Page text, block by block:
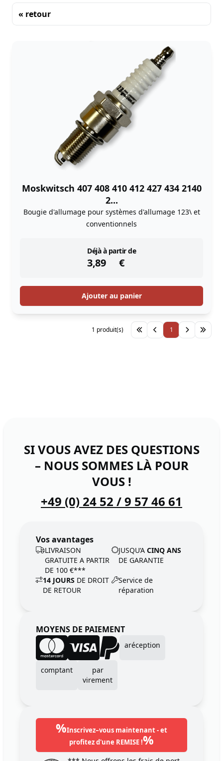
« retour
Moskwitsch 407 408 410 412 427 434 2140
2...
Bougie d'allumage pour systèmes d'allumage 123\ et
conventionnels
Déjà à partir de
3,89 €
instock
Ajouter au panier
1
1 produit(s)
SI VOUS AVEZ DES QUESTIONS
– NOUS SOMMES LÀ POUR
VOUS !
+49 (0) 24 52 / 9 57 46 61
Vos avantages
LIVRAISON
GRATUITE A PARTIR
DE 100 €***
JUSQU‘A CINQ ANS
DE GARANTIE
14 JOURS DE DROIT
DE RETOUR
Service de
réparation
MOYENS DE PAIEMENT
aréception
comptant
par
virement
%Inscrivez–vous maintenant - et
profitez d'une REMISE !%